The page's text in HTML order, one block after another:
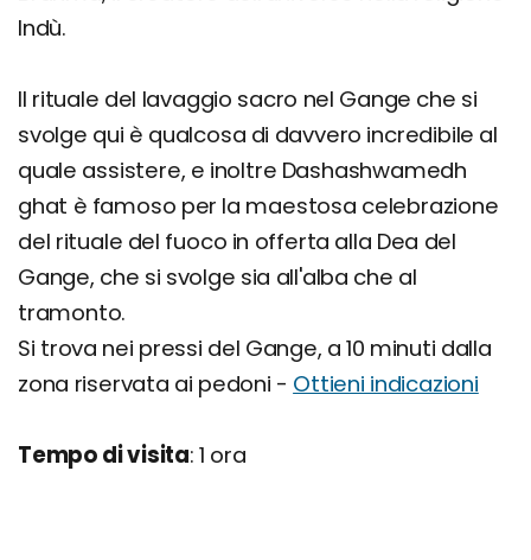
Indù.
Il rituale del lavaggio sacro nel Gange che si
svolge qui è qualcosa di davvero incredibile al
quale assistere, e inoltre Dashashwamedh
ghat è famoso per la maestosa celebrazione
del rituale del fuoco in offerta alla Dea del
Gange, che si svolge sia all'alba che al
tramonto.
Si trova nei pressi del Gange, a 10 minuti dalla
zona riservata ai pedoni - Ottieni indicazioni
Tempo di visita: 1 ora